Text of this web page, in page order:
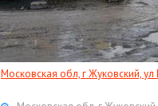
Московская обл, г Жуковский,